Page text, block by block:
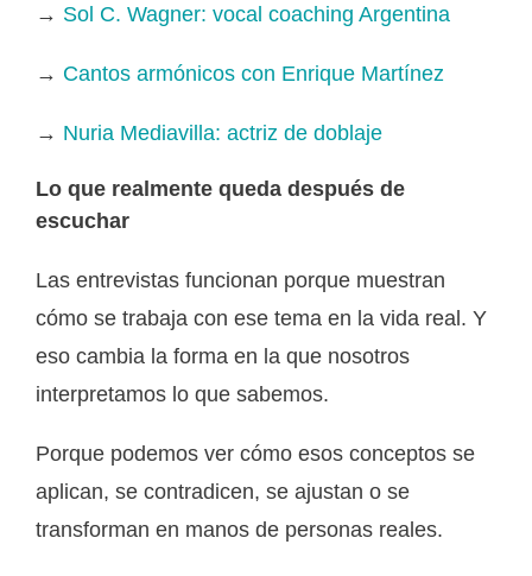
→ Sol C. Wagner: vocal coaching Argentina
→ Cantos armónicos con Enrique Martínez
→ Nuria Mediavilla: actriz de doblaje
Lo que realmente queda después de
escuchar
Las entrevistas funcionan porque muestran
cómo se trabaja con ese tema en la vida real. Y
eso cambia la forma en la que nosotros
interpretamos lo que sabemos.
Porque podemos ver cómo esos conceptos se
aplican, se contradicen, se ajustan o se
transforman en manos de personas reales.